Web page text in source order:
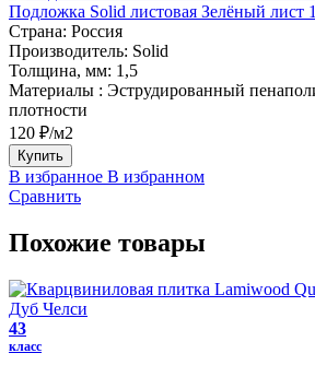
Подложка Solid листовая Зелёный лист
Страна: Россия
Производитель: Solid
Толщина, мм: 1,5
Материалы : Эструдированный
плотности
120 ₽/м2
Купить
В избранное В избранном
Сравнить
Похожие товары
43
класс